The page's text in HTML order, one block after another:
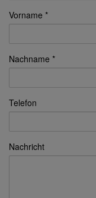
Vorname
Nachname
Telefon
Nachricht